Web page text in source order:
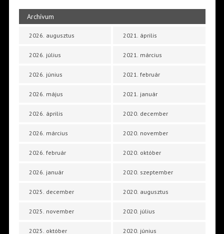
Archívum
2026. augusztus
2026. július
2026. június
2026. május
2026. április
2026. március
2026. február
2026. január
2025. december
2025. november
2025. október
2021. április
2021. március
2021. február
2021. január
2020. december
2020. november
2020. október
2020. szeptember
2020. augusztus
2020. július
2020. június